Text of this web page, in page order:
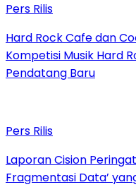
Pers Rilis
Hard Rock Cafe dan
Kompetisi Musik Hard
Pendatang Baru
Pers Rilis
Laporan Cision
Fragmentasi Data’